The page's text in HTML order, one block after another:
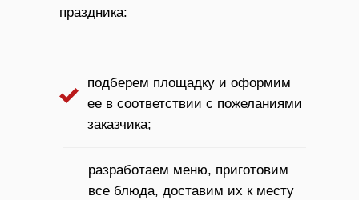
праздника:
подберем площадку и оформим
ее в соответствии с пожеланиями
заказчика;
разработаем меню, приготовим
все блюда, доставим их к месту